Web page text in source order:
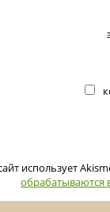
использует